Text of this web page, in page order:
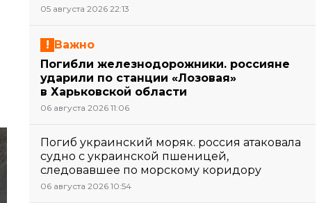
05 августа 2026 22:13
Важно
Погибли железнодорожники. россияне
ударили по станции «Лозовая»
в Харьковской области
06 августа 2026 11:06
Погиб украинский моряк. россия атаковала
судно с украинской пшеницей,
следовавшее по морскому коридору
06 августа 2026 10:54